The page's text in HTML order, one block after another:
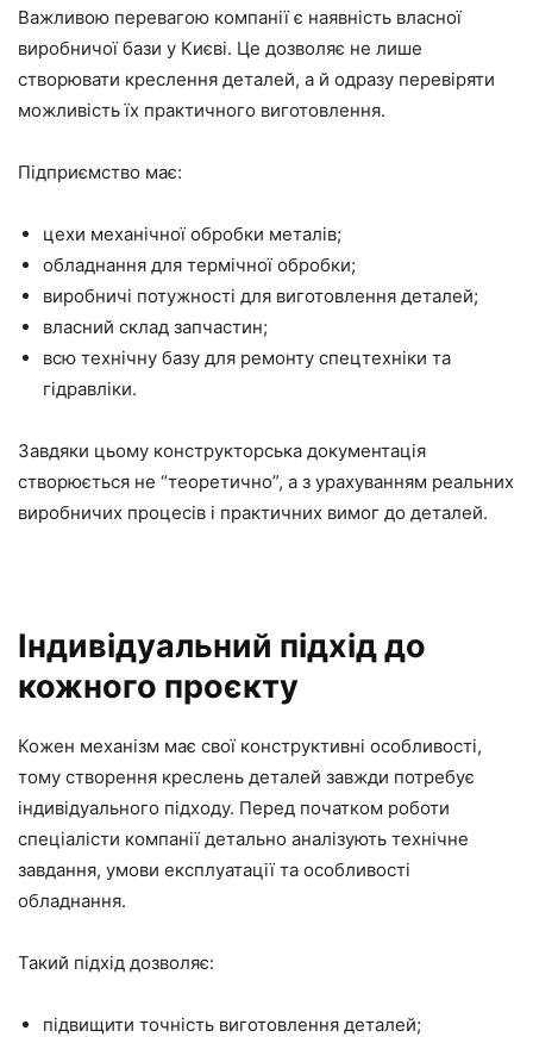
Важливою перевагою компанії є наявність власної
виробничої бази у Києві. Це дозволяє не лише
створювати креслення деталей, а й одразу перевіряти
можливість їх практичного виготовлення.
Підприємство має:
цехи механічної обробки металів;
обладнання для термічної обробки;
виробничі потужності для виготовлення деталей;
власний склад запчастин;
всю технічну базу для ремонту спецтехніки та
гідравліки.
Завдяки цьому конструкторська документація
створюється не “теоретично”, а з урахуванням реальних
виробничих процесів і практичних вимог до деталей.
Індивідуальний підхід до
кожного проєкту
Кожен механізм має свої конструктивні особливості,
тому створення креслень деталей завжди потребує
індивідуального підходу. Перед початком роботи
спеціалісти компанії детально аналізують технічне
завдання, умови експлуатації та особливості
обладнання.
Такий підхід дозволяє:
підвищити точність виготовлення деталей;